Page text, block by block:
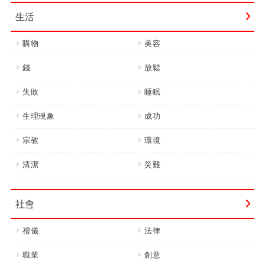
生活
購物 美容
錢 放鬆
失敗 睡眠
生理現象 成功
宗教 環境
清潔 災難
社會
禮儀 法律
職業 創意